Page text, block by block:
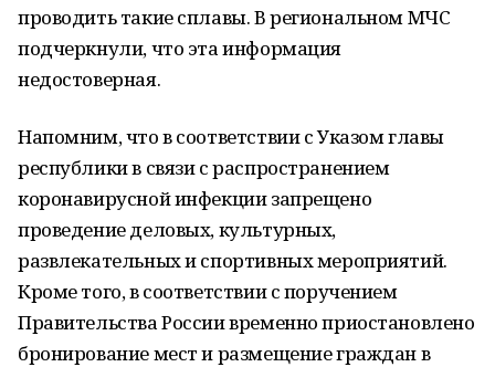
проводить такие сплавы. В региональном МЧС
подчеркнули, что эта информация
недостоверная.
Напомним, что в соответствии с Указом главы
республики в связи с распространением
коронавирусной инфекции запрещено
проведение деловых, культурных,
развлекательных и спортивных мероприятий.
Кроме того, в соответствии с поручением
Правительства России временно приостановлено
бронирование мест и размещение граждан в